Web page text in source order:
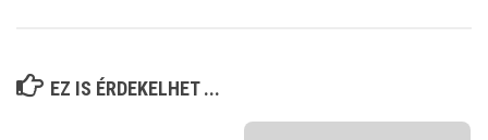
EZ IS ÉRDEKELHET ...